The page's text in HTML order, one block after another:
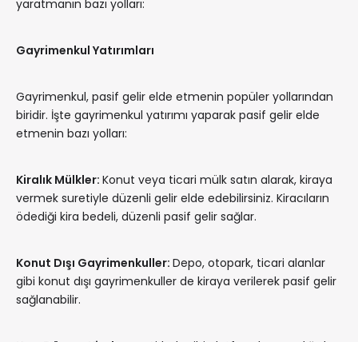
yaratmanın bazı yolları:
Gayrimenkul Yatırımları
Gayrimenkul, pasif gelir elde etmenin popüler yollarından
biridir. İşte gayrimenkul yatırımı yaparak pasif gelir elde
etmenin bazı yolları:
Kiralık Mülkler: Konut veya ticari mülk satın alarak, kiraya
vermek suretiyle düzenli gelir elde edebilirsiniz. Kiracıların
ödediği kira bedeli, düzenli pasif gelir sağlar.
Konut Dışı Gayrimenkuller: Depo, otopark, ticari alanlar
gibi konut dışı gayrimenkuller de kiraya verilerek pasif gelir
sağlanabilir.